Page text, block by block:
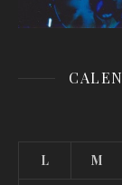
L M